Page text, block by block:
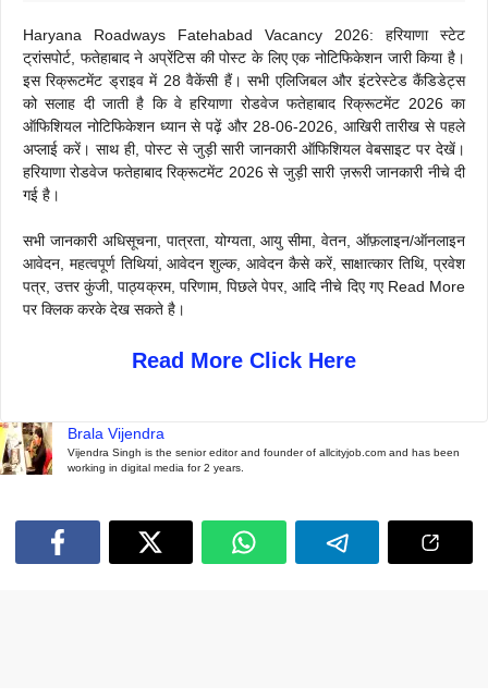
Haryana Roadways Fatehabad Vacancy 2026: हरियाणा स्टेट
ट्रांसपोर्ट, फतेहाबाद ने अप्रेंटिस की पोस्ट के लिए एक नोटिफिकेशन जारी किया है।
इस रिक्रूटमेंट ड्राइव में 28 वैकेंसी हैं। सभी एलिजिबल और इंटरेस्टेड कैंडिडेट्स
को सलाह दी जाती है कि वे हरियाणा रोडवेज फतेहाबाद रिक्रूटमेंट 2026 का
ऑफिशियल नोटिफिकेशन ध्यान से पढ़ें और 28-06-2026, आखिरी तारीख से पहले
अप्लाई करें। साथ ही, पोस्ट से जुड़ी सारी जानकारी ऑफिशियल वेबसाइट पर देखें।
हरियाणा रोडवेज फतेहाबाद रिक्रूटमेंट 2026 से जुड़ी सारी ज़रूरी जानकारी नीचे दी
गई है।
सभी जानकारी अधिसूचना, पात्रता, योग्यता, आयु सीमा, वेतन, ऑफ़लाइन/ऑनलाइन
आवेदन, महत्वपूर्ण तिथियां, आवेदन शुल्क, आवेदन कैसे करें, साक्षात्कार तिथि, प्रवेश
पत्र, उत्तर कुंजी, पाठ्यक्रम, परिणाम, पिछले पेपर, आदि नीचे दिए गए Read More
पर क्लिक करके देख सकते है।
Read More Click Here
Brala Vijendra
Vijendra Singh is the senior editor and founder of allcityjob.com and has been
working in digital media for 2 years.